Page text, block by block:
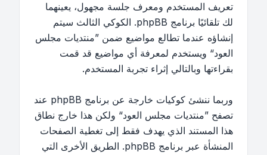
تعريف المستخدم ومعرف جلسة مجهول، يعينهما
لك تلقائيًا برنامج phpBB. الكوكي الثالث سيتم
إنشاؤه عندما تطالع مواضيع ضمن ”منتديات مجلس
العود“ ويستخدم لمعرفة أي مواضيع قد قمت
بقراءتها وبالتالي إثراء تجربة المستخدم.
وربما ننشئ كوكيات خارجة عن برنامج phpBB عند
تصفح ”منتديات مجلس العود“ ولكن هذا خارج نطاق
هذا المستند الذي يهدف فقط إلى تغطية الصفحات
المنشأة عبر برنامج phpBB. الطريق الأخرى التي